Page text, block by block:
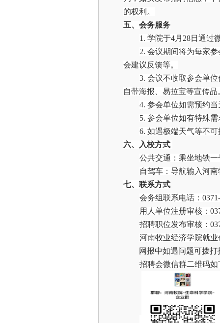
的权利。
五、 会务服务
1. 学院于4月28日通过
2. 会议期间将为每家
会建议反馈等。
3. 会议不收取参会单
自带海报、易拉宝等宣传品
4. 参会单位如需预约
5. 参会单位如有特殊
6. 如遇极端天气等不
六、
入校方式
公共交通：乘坐地铁
自驾车：导航输入河
七、 联系方式
会务组联系电话：
用人单位注册审核：
招聘职位发布审核：
河南牧业经济学院就
网报中如遇问题可拨
招聘会微信群二维码